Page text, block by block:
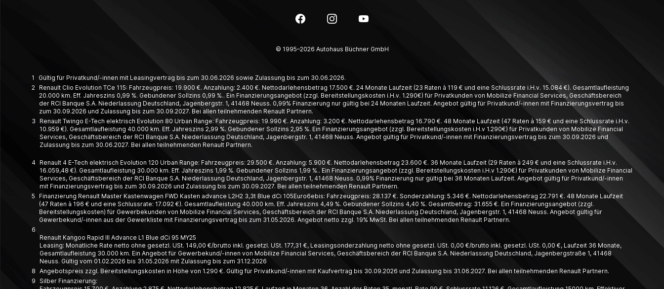
FacebookInstagramYouTube
© 1995–2026 Autohaus Büchner GmbH
1
Gültig für Privatkund/-innen mit Leasingvertrag bis zum 30.06.2026 sowie Zulassung bis zum 30.06.2026.
2 Renault Clio Evolution TCe 115: Fahrzeugpreis: 19.900 €. Anzahlung: 2.400 €. Nettodarlehensbetrag 17.500 €. 24 Monate Laufzeit (23 Raten à 119 € und eine Schlussrate i.H.v. 15.084 €). Gesamtlaufleistung
20.000 km. Eff. Jahreszins 0,99 %. Gebundener Sollzins 0,99 %.. Ein Finanzierungsangebot (zzgl. Bereitstellungskosten i.H.v. 1.290€) für Privatkunden von Mobilize Financial Services, Geschäftsbereich
der RCI Banque S.A. Niederlassung Deutschland, Jagenbergstr. 1, 41468 Neuss. 0,99% Finanzierung nur gültig bei 24 Monaten Laufzeit. Angebot gültig für Privatkund/-innen mit Finanzierungsvertrag bis
zum 30.09.2026 und Zulassung bis zum 30.09.2027. Bei allen teilnehmenden Renault Partnern.
3
Renault Twingo E-Tech elektrisch Evolution 80 Urban Range: Fahrzeugpreis: 19.990 €. Anzahlung: 3.200 €. Nettodarlehensbetrag 16.790 €. 48 Monate Laufzeit (47 Raten à 159 € und eine Schlussrate i.H.v.
10.959 €). Gesamtlaufleistung 40.000 km. Eff. Jahreszins 2,99 %. Gebundener Sollzins 2,95 %. Ein Finanzierungsangebot (zzgl. Bereitstellungskosten i.H.v 1.290€) für Privatkunden von Mobilize Financial
Services, Geschäftsbereich der RCI Banque S.A. Niederlassung Deutschland, Jagenbergstr. 1, 41468 Neuss. Angebot gültig für Privatkund/-innen mit Finanzierungsvertrag bis zum 30.09.2026 und
Zulassung bis zum 30.06.2027. Bei allen teilnehmenden Renault Partnern.
4 Renault 4 E-Tech elektrisch Evolution 120 Urban Range: Fahrzeugpreis: 29.500 €. Anzahlung: 5.900 €. Nettodarlehensbetrag 23.600 €. 36 Monate Laufzeit (29 Raten à 249 € und eine Schlussrate i.H.v.
16.059,48 €). Gesamtlaufleistung 30.000 km. Eff. Jahreszins 1,99 %. Gebundener Sollzins 1,99 %.. Ein Finanzierungsangebot (zzgl. Bereitstellungskosten i.H.v 1.290€) für Privatkunden von Mobilize Financial
Services, Geschäftsbereich der RCI Banque S.A. Niederlassung Deutschland, Jagenbergstr. 1, 41468 Neuss. 0,99% Finanzierung nur gültig bei 36 Monaten Laufzeit. Angebot gültig für Privatkund/-innen
mit Finanzierungsvertrag bis zum 30.09.2026 und Zulassung bis zum 30.09.2027. Bei allen teilnehmenden Renault Partnern.
5
Finanzierung Renault Master Kastenwagen FWD Kasten advance L2H2 3,3t Blue dCi 105Euro6ebis: Fahrzeugpreis: 28.137 €. Sonderzahlung: 5.346 €. Nettodarlehensbetrag 22.791 €. 48 Monate Laufzeit
(47 Raten à 196 € und eine Schlussrate: 17.092 €). Gesamtlaufleistung 40.000 km. Eff. Jahreszins 4,49 %. Gebundener Sollzins 4,40 %. Gesamtbetrag: 31.655 €. Ein Finanzierungsangebot (zzgl.
Bereitstellungskosten) für Gewerbekunden von Mobilize Financial Services, Geschäftsbereich der RCI Banque S.A. Niederlassung Deutschland, Jagenbergstr. 1, 41468 Neuss. Angebot gültig für
Gewerbekund/-innen aus der Gewerkliste mit Finanzierungsvertrag bis zum 31.05.2026. Angebot netto zzgl. 19% MwSt. Bei allen teilnehmenden Renault Partnern.
6
Renault Kangoo Rapid III Advance L1 Blue dCi 95 MY25
Leasing: Monatliche Rate netto ohne gesetzl. USt. 149,00 €/brutto inkl. gesetzl. USt. 177,31 €, Leasing­­sonder­zahlung netto ohne gesetzl. USt. 0,00 €/brutto inkl. gesetzl. USt. 0,00 €, Laufzeit 36 Monate,
Gesamt­laufleistung 30.000 km. Ein Angebot für Gewerbe­kund/-innen von Mobilize Financial Services, Geschäfts­bereich der RCI Banque S.A. Nieder­lassung Deutschland, Jagen­berg­straße 1, 41468
Neuss. Gültig vom 01.02.2026 bis 31.05.2026 mit Zulassung bis zum 31.12.2026
8 Angebotspreis zzgl. Bereitstellungskosten in Höhe von 1.290 €. Gültig für Privatkund/-innen mit Kaufvertrag bis 30.09.2026 und Zulassung bis 31.06.2027. Bei allen teilnehmenden Renault Partnern.
9
Silber Finanzierung: